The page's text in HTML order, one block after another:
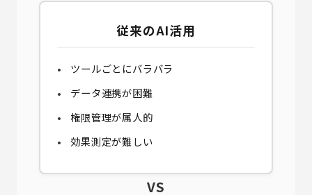
従来のAI活用
ツールごとにバラバラ
データ連携が困難
権限管理が属人的
効果測定が難しい
VS